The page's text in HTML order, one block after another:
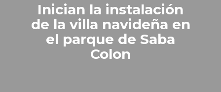
Inician la instalación
de la villa navideña en
el parque de Saba
Colon